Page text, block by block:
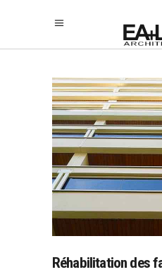
Réhabilitation des